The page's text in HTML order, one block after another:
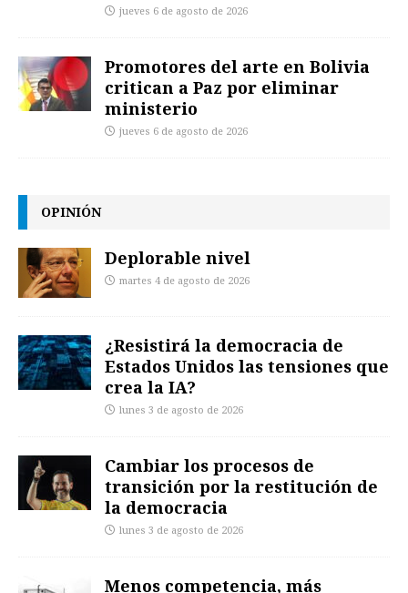
jueves 6 de agosto de 2026
Promotores del arte en Bolivia
critican a Paz por eliminar
ministerio
jueves 6 de agosto de 2026
OPINIÓN
Deplorable nivel
martes 4 de agosto de 2026
¿Resistirá la democracia de
Estados Unidos las tensiones que
crea la IA?
lunes 3 de agosto de 2026
Cambiar los procesos de
transición por la restitución de
la democracia
lunes 3 de agosto de 2026
Menos competencia, más